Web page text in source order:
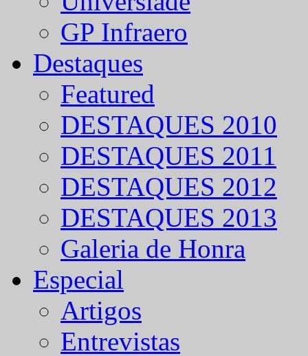
GP Infraero
Destaques
Featured
DESTAQUES 2010
DESTAQUES 2011
DESTAQUES 2012
DESTAQUES 2013
Galeria de Honra
Especial
Artigos
Entrevistas